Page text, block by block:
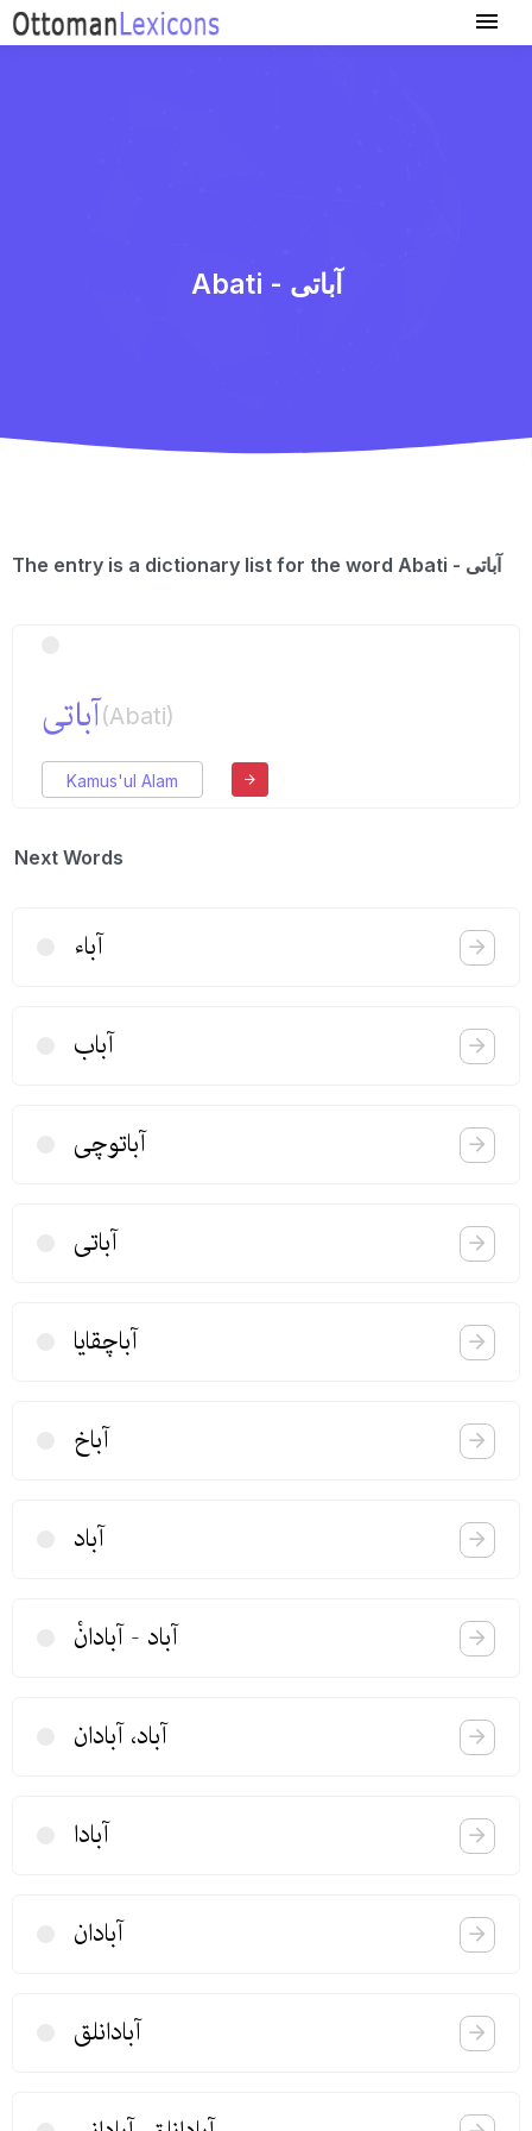
Abati - آباتی
The entry is a dictionary list for the word Abati - آباتی
آباتی(Abati)
Kamus'ul Alam
Next Words
آباء
آباب
آباتوچی
آباتی
آباچقایا
آباخ
آباد
آباد - آبادانْ
آباد، آبادان
آبادا
آبادان
آبادانلق